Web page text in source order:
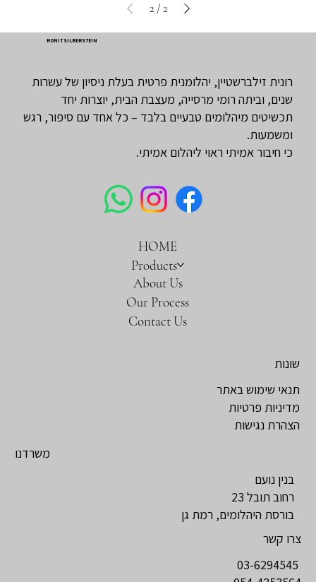
2
/
2
RONIT SILBERSTEIN
רונית זילברשטיין, יהלומנית פרטית בעלת ניסיון של עשרות
שנים, וביתה רומי מרסייה, מעצבת הבית, יוצרות יחד
תכשיטים מיהלומים טבעיים בלבד – כל אחד עם סיפור, רגש
ומשמעות.
כי חיבור אמיתי ראוי ליהלום אמיתי.
HOME
Products
About Us
Our Process
Contact Us
שונות
תנאי שימוש באתר
מדיניות פרטיות
הצהרת נגישות
משרדנו
בנין נועם
רחוב תובל 23
בורסת היהלומים, רמת גן
צרו קשר